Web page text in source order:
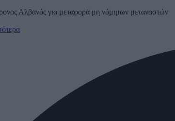
Αλβανός για μεταφορά μη νόμιμων μεταναστών